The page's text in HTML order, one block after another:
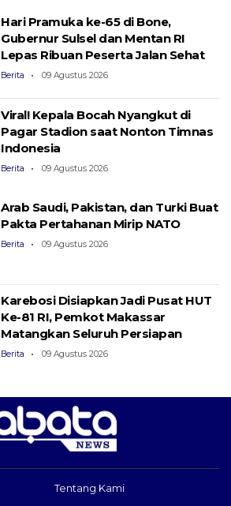
Hari Pramuka ke-65 di Bone,
Gubernur Sulsel dan Mentan RI
Lepas Ribuan Peserta Jalan Sehat
Berita 09 Agustus 2026
Viral! Kepala Bocah Nyangkut di
Pagar Stadion saat Nonton Timnas
Indonesia
Berita 09 Agustus 2026
Arab Saudi, Pakistan, dan Turki Buat
Pakta Pertahanan Mirip NATO
Berita 09 Agustus 2026
Karebosi Disiapkan Jadi Pusat HUT
Ke-81 RI, Pemkot Makassar
Matangkan Seluruh Persiapan
Berita 09 Agustus 2026
Tentang Kami